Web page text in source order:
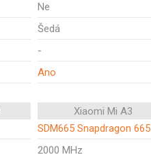
Ne
Šedá
-
Ano
Xiaomi Mi A3
SDM665 Snapdragon 665
2000 MHz